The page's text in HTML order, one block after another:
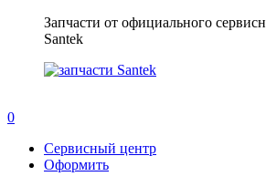
Запчасти от официального
Santek
0
Сервисный центр
Оформить